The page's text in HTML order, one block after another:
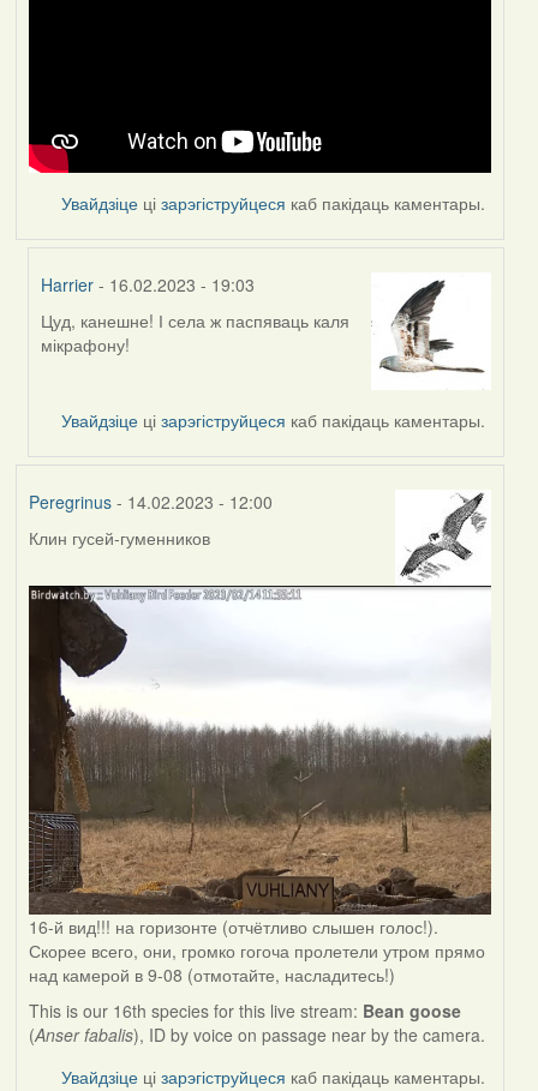
Увайдзіце цізарэгіструйцеся каб пакідаць каментары.
Harrier - 16.02.2023 - 19:03
In
reply
Feather
Цуд, канешне! І села ж паспяваць каля
мікрафону!
Увайдзіце цізарэгіструйцеся каб пакідаць каментары.
Peregrinus- 14.02.2023 - 12:00
Клин гусей-гуменников
16-й вид!!! на горизонте (отчётливо слышен голос!).
Скорее всего, они, громко гогоча пролетели утром прямо
над камерой в 9-08 (отмотайте, насладитесь!)
This is our 16th species for this live stream: Bean goose
(Anser fabalis), ID by voice on passage near by the camera.
Увайдзіце цізарэгіструйцеся каб пакідаць каментары.